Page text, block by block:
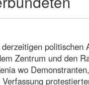
politischen
Zentrum und den
wo